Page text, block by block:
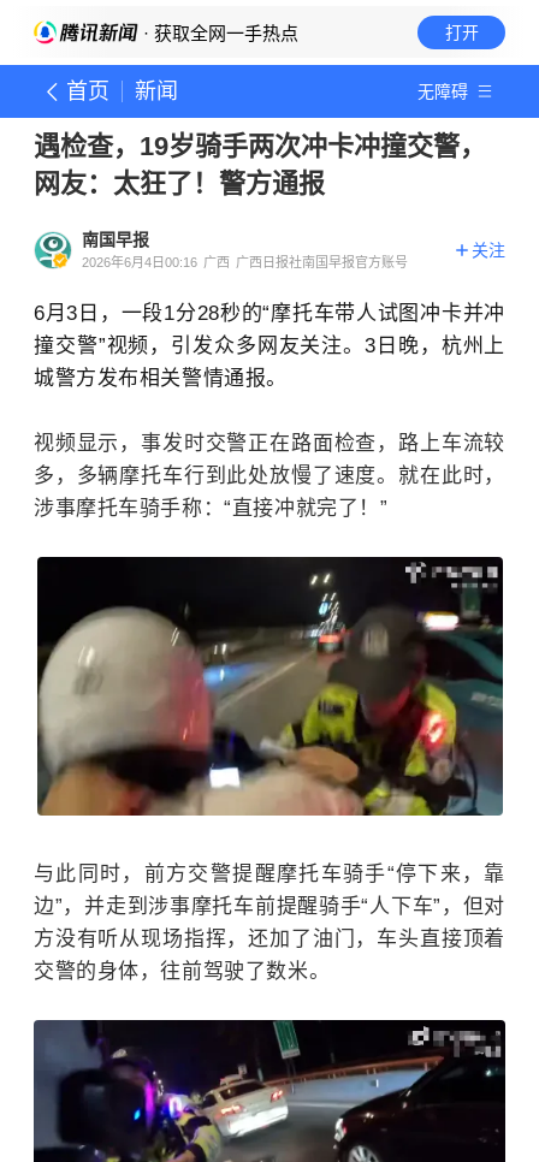
· 获取全网一手热点 打开
首页 新闻 无障碍
遇检查，19岁骑手两次冲卡冲撞交警，
网友：太狂了！警方通报
南国早报
2026年6月4日00:16 广西 广西日报社南国早报官方账号
关注
6月3日，一段1分28秒的“摩托车带人试图冲卡并冲
撞交警”视频，引发众多网友关注。3日晚，杭州上
城警方发布相关警情通报。
视频显示，事发时交警正在路面检查，路上车流较
多，多辆摩托车行到此处放慢了速度。 就在此时，
涉事摩托车骑手称：“直接冲就完了！”
与此同时，前方交警提醒摩托车骑手“停下来，靠
边”，并走到涉事摩托车前提醒骑手“人下车”，但对
方没有听从现场指挥，还加了油门，车头直接顶着
交警的身体，往前驾驶了数米。